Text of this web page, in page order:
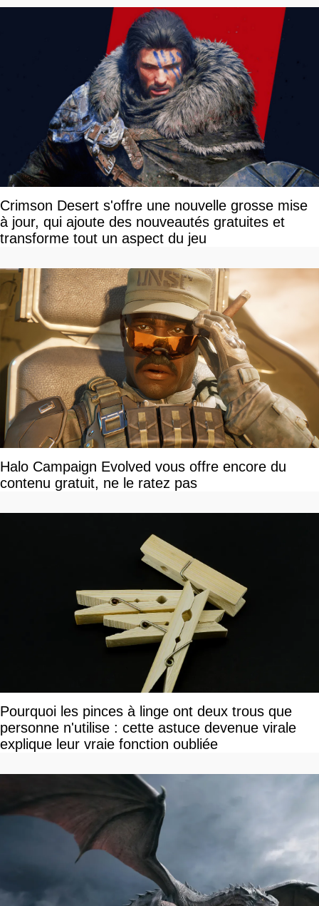
Crimson Desert s'offre une nouvelle grosse mise
à jour, qui ajoute des nouveautés gratuites et
transforme tout un aspect du jeu
Halo Campaign Evolved vous offre encore du
contenu gratuit, ne le ratez pas
Pourquoi les pinces à linge ont deux trous que
personne n'utilise : cette astuce devenue virale
explique leur vraie fonction oubliée